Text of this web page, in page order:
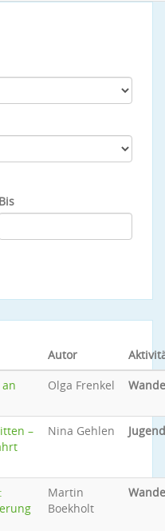
Bis
Autor
Olga Frenkel
–
Nina Gehlen
Martin
Boekholt